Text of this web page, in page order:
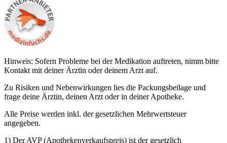
Hinweis: Sofern Probleme bei der Medikation auftreten, nimm bitte
Kontakt mit deiner Ärztin oder deinem Arzt auf.
Zu Risiken und Nebenwirkungen lies die Packungsbeilage und
frage deine Ärztin, deinen Arzt oder in deiner Apotheke.
Alle Preise werden inkl. der gesetzlichen Mehrwertsteuer
angegeben.
1) Der AVP (Apothekenverkaufspreis) ist der gesetzlich